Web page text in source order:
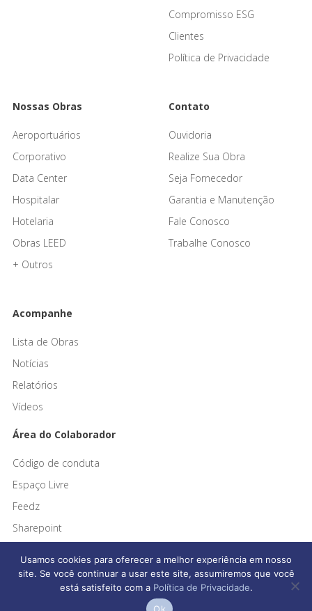
Compromisso ESG
Clientes
Política de Privacidade
Nossas Obras
Aeroportuários
Corporativo
Data Center
Hospitalar
Hotelaria
Obras LEED
+ Outros
Contato
Ouvidoria
Realize Sua Obra
Seja Fornecedor
Garantia e Manutenção
Fale Conosco
Trabalhe Conosco
Acompanhe
Lista de Obras
Notícias
Relatórios
Vídeos
Área do Colaborador
Código de conduta
Espaço Livre
Feedz
Sharepoint
Afonso França Engenharia © 2026 Todos os direitos reservados
Usamos cookies para oferecer a melhor experiência em nosso
site. Se você continuar a usar este site, assumiremos que você
está satisfeito com a Política de Privacidade.
Ok